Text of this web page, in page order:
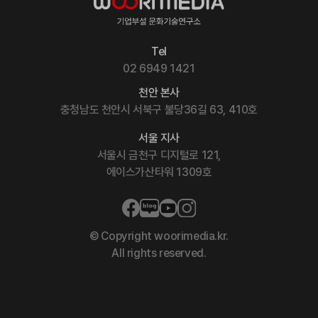
천안 본사
충청남도 천안시 서북구 불당36길 63, 410호
Tel
02 6949 1421
서울 지사
서울시 금천구 디지털로 121,
에이스가산타워 1309호
© Copyright woorimedia.kr.
All rights reserved.